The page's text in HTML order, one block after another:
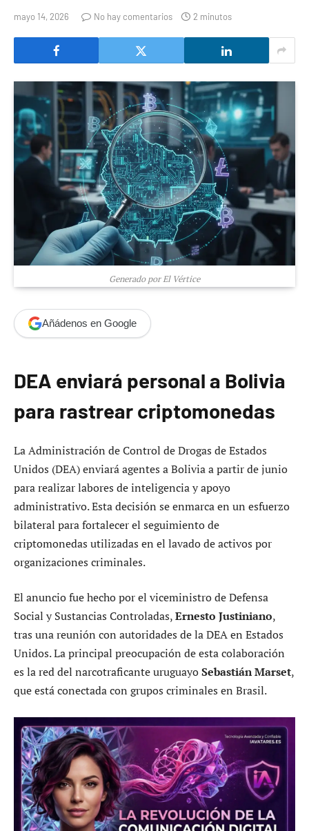
mayo 14, 2026 No hay comentarios 2 minutos
Generado por El Vértice
Añádenos en Google
DEA enviará personal a Bolivia
para rastrear criptomonedas
La Administración de Control de Drogas de Estados
Unidos (DEA) enviará agentes a Bolivia a partir de junio
para realizar labores de inteligencia y apoyo
administrativo. Esta decisión se enmarca en un esfuerzo
bilateral para fortalecer el seguimiento de
criptomonedas utilizadas en el lavado de activos por
organizaciones criminales.
El anuncio fue hecho por el viceministro de Defensa
Social y Sustancias Controladas,Ernesto Justiniano,
tras una reunión con autoridades de la DEA en Estados
Unidos. La principal preocupación de esta colaboración
es la red del narcotraficante uruguayoSebastián Marset,
que está conectada con grupos criminales en Brasil.